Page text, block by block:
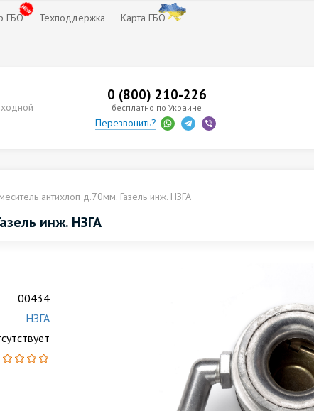
ГБО Техподдержка Карта ГБО
0 (800) 210-226
бесплатно по Украине
Перезвонить?
антихлоп д.70мм. Газель инж. НЗГА
инж. НЗГА
00434
НЗГА